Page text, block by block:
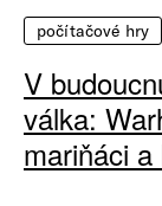
počítačové hry
V
válka:
mariňáci